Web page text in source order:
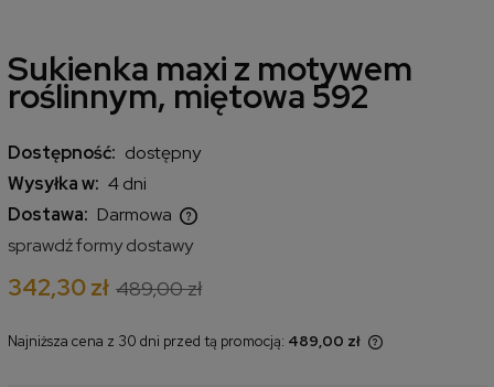
Sukienka maxi z motywem
roślinnym, miętowa 592
Dostępność: dostępny
Wysyłka w: 4 dni
Dostawa: Darmowa
Cena nie zawiera ewentualnych kosztów płatności
sprawdź formy dostawy
342,30 zł 489,00 zł
Najniższa cena z 30 dni przed tą promocją: 489,00 zł